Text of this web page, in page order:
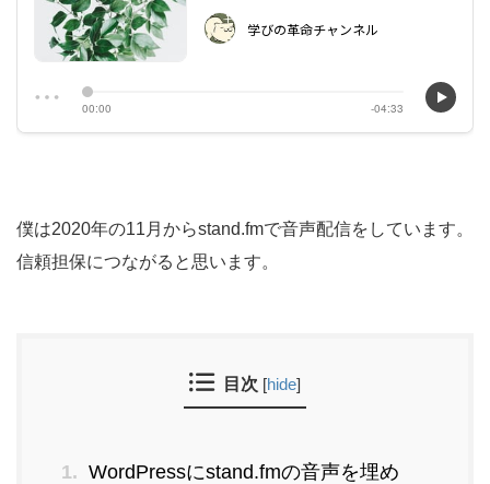
僕は2020年の11月からstand.fmで音声配信をしています。
信頼担保につながると思います。
目次 [hide]
1. WordPressにstand.fmの音声を埋め